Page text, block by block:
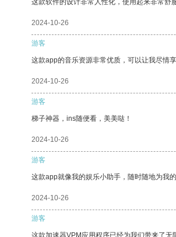
这款软件的设计非常人性化，使用起来非常舒服
2024-10-26
游客
这款app的音乐资源非常优质，可以让我尽情享
2024-10-26
游客
梯子神器，ins随便看，美美哒！
2024-10-26
游客
这款app就像我的娱乐小助手，随时随地为我的
2024-10-26
游客
这款加速器VPM应用程序已经为我们带来了无